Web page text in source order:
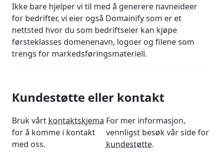
Ikke bare hjelper vi til med å generere navneideer
for bedrifter, vi eier også Domainify som er et
nettsted hvor du som bedriftseier kan kjøpe
førsteklasses domenenavn, logoer og filene som
trengs for markedsføringsmateriell.
Kundestøtte eller kontakt
Bruk vårt kontaktskjema
for å komme i kontakt
med oss.
For mer informasjon,
vennligst besøk vår side for
kundestøtte.